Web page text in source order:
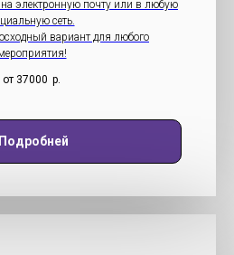
электронную почту или в любую
сеть.
вариант для любого
от 37000 р.
Подробней